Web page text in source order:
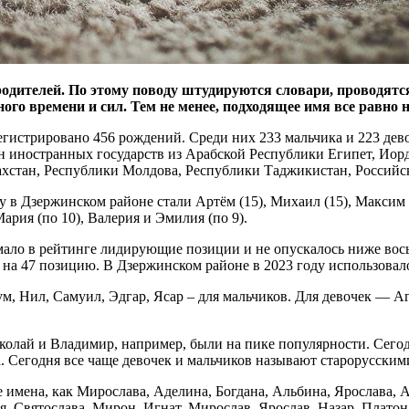
По этому поводу штудируются словари,
времени и сил. Тем не менее, подходящее имя все равно
456 рождений. Среди них 233 мальчика и 223
государств из Арабской Республики Египет,
Республики Молдова, Республики Таджикистан,
Дзержинском районе стали Артём (15), Михаил (15),
(по 10), Валерия и Эмилия (по 9).
в рейтинге лидирующие позиции и не опускалось ниже
47 позицию. В Дзержинском районе в 2023 году
Нил, Самуил, Эдгар, Ясар – для мальчиков. Для девочек —
и Владимир, например, были на пике популярности.
все чаще девочек и мальчиков называют
имена, как Мирослава, Аделина, Богдана, Альбина,